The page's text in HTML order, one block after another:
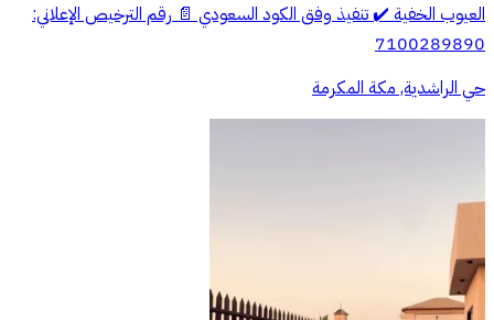
العيوب الخفية ✔️ تنفيذ وفق الكود السعودي 📄 رقم الترخيص الإعلاني:
7100289890
حي الراشدية, مكة المكرمة